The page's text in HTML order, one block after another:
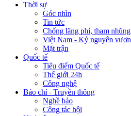
Thời sự
Góc nhìn
Tin tức
Chống lãng phí, tham
Việt Nam - Kỷ nguyên
Mặt trận
Quốc tế
Tiêu điểm Quốc tế
Thế giới 24h
Công nghệ
Báo chí - Truyền thông
Nghề báo
Công tác hội